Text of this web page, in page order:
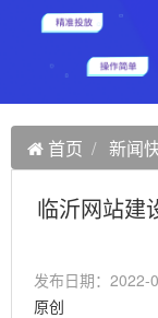
首页 新闻
临沂网站建
发布日期：2022-
原创